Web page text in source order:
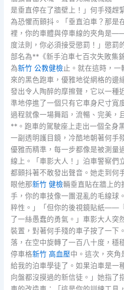
是垂直停在了牆壁上！」何手殘趕
為恐懼而顫抖。「垂直泊車？那是
裡，你的車體與停車線的夾角是
度法則，你必須接受懲罰！」懲罰
部名為**《新手泊車七百次失敗集
為新竹 公教健檢止。就在這時，一
來的黑色跑車，優雅地從網格的邊
發出令人陶醉的摩擦聲，它以一種
準地停進了一個只有它車身尺寸寬
過程就像一場舞蹈，流暢、完美，
**。跑車的駕駛座上走出一個全身
一副透明護目鏡，冷酷地朝著何手
優雅而精準，每一步都像是被測量
線上。「車影大人！」泊車警察們
都顫抖著不敢發出聲音。她走到何
眼他那新竹 健檢輛垂直貼在牆上的
手，你的車技像一團混亂的毛線球
粹性。」「但你的後視鏡貼紙——
了一絲愚蠢的勇氣。」車影大人突
裝置，對著何手殘的車子按了一下
落，在空中旋轉了一百八十度，穩
停車格新竹 高血壓中。這次，夾
給我的泊車學徒了。如果泊車是一
向盤都沒摸過的新信徒。」她指了